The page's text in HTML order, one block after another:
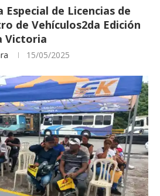
Especial de Licencias de
de Vehículos2da Edición
Victoria
15/05/2025